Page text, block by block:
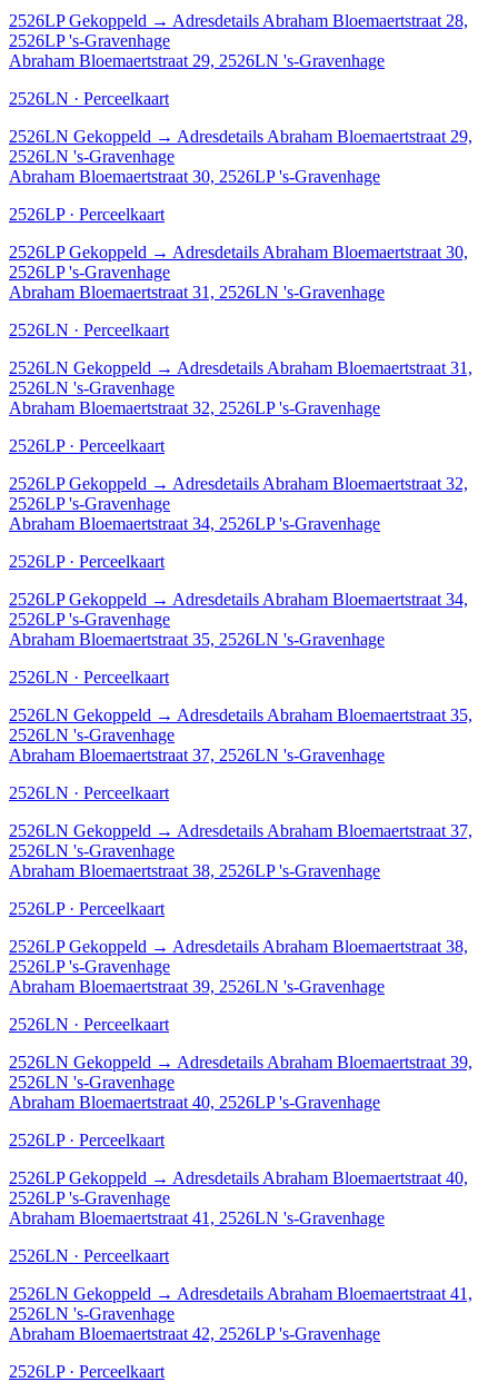
2526LP Gekoppeld → Adresdetails Abraham Bloemaertstraat 28,
2526LP 's-Gravenhage
Abraham Bloemaertstraat 29, 2526LN 's-Gravenhage
2526LN · Perceelkaart
2526LN Gekoppeld → Adresdetails Abraham Bloemaertstraat 29,
2526LN 's-Gravenhage
Abraham Bloemaertstraat 30, 2526LP 's-Gravenhage
2526LP · Perceelkaart
2526LP Gekoppeld → Adresdetails Abraham Bloemaertstraat 30,
2526LP 's-Gravenhage
Abraham Bloemaertstraat 31, 2526LN 's-Gravenhage
2526LN · Perceelkaart
2526LN Gekoppeld → Adresdetails Abraham Bloemaertstraat 31,
2526LN 's-Gravenhage
Abraham Bloemaertstraat 32, 2526LP 's-Gravenhage
2526LP · Perceelkaart
2526LP Gekoppeld → Adresdetails Abraham Bloemaertstraat 32,
2526LP 's-Gravenhage
Abraham Bloemaertstraat 34, 2526LP 's-Gravenhage
2526LP · Perceelkaart
2526LP Gekoppeld → Adresdetails Abraham Bloemaertstraat 34,
2526LP 's-Gravenhage
Abraham Bloemaertstraat 35, 2526LN 's-Gravenhage
2526LN · Perceelkaart
2526LN Gekoppeld → Adresdetails Abraham Bloemaertstraat 35,
2526LN 's-Gravenhage
Abraham Bloemaertstraat 37, 2526LN 's-Gravenhage
2526LN · Perceelkaart
2526LN Gekoppeld → Adresdetails Abraham Bloemaertstraat 37,
2526LN 's-Gravenhage
Abraham Bloemaertstraat 38, 2526LP 's-Gravenhage
2526LP · Perceelkaart
2526LP Gekoppeld → Adresdetails Abraham Bloemaertstraat 38,
2526LP 's-Gravenhage
Abraham Bloemaertstraat 39, 2526LN 's-Gravenhage
2526LN · Perceelkaart
2526LN Gekoppeld → Adresdetails Abraham Bloemaertstraat 39,
2526LN 's-Gravenhage
Abraham Bloemaertstraat 40, 2526LP 's-Gravenhage
2526LP · Perceelkaart
2526LP Gekoppeld → Adresdetails Abraham Bloemaertstraat 40,
2526LP 's-Gravenhage
Abraham Bloemaertstraat 41, 2526LN 's-Gravenhage
2526LN · Perceelkaart
2526LN Gekoppeld → Adresdetails Abraham Bloemaertstraat 41,
2526LN 's-Gravenhage
Abraham Bloemaertstraat 42, 2526LP 's-Gravenhage
2526LP · Perceelkaart